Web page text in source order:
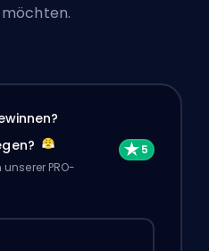
PRO-